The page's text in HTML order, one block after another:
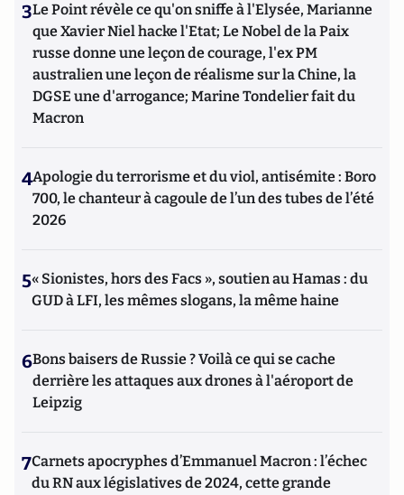
3Le Point révèle ce qu'on sniffe à l'Elysée, Marianne
que Xavier Niel hacke l'Etat; Le Nobel de la Paix
russe donne une leçon de courage, l'ex PM
australien une leçon de réalisme sur la Chine, la
DGSE une d'arrogance; Marine Tondelier fait du
Macron
4Apologie du terrorisme et du viol, antisémite : Boro
700, le chanteur à cagoule de l’un des tubes de l’été
2026
5« Sionistes, hors des Facs », soutien au Hamas : du
GUD à LFI, les mêmes slogans, la même haine
6Bons baisers de Russie ? Voilà ce qui se cache
derrière les attaques aux drones à l'aéroport de
Leipzig
7Carnets apocryphes d’Emmanuel Macron : l’échec
du RN aux législatives de 2024, cette grande